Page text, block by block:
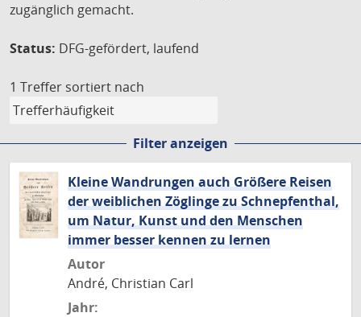
zugänglich gemacht.
Status: DFG-gefördert, laufend
1 Treffer sortiert nach
Filter anzeigen
Kleine Wandrungen auch Größere Reisen
der weiblichen Zöglinge zu Schnepfenthal,
um Natur, Kunst und den Menschen
immer besser kennen zu lernen
Autor
André, Christian Carl
Jahr: